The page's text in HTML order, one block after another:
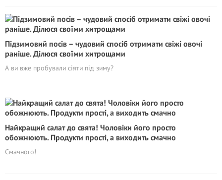
Підзимовий посів – чудовий спосіб отримати свіжі овочі
раніше. Ділюся своїми хитрощами
А ви вже пробували сіяти під зиму?
Найкращий салат до свята! Чоловіки його просто
обожнюють. Продукти прості, а виходить смачно
Смачного!